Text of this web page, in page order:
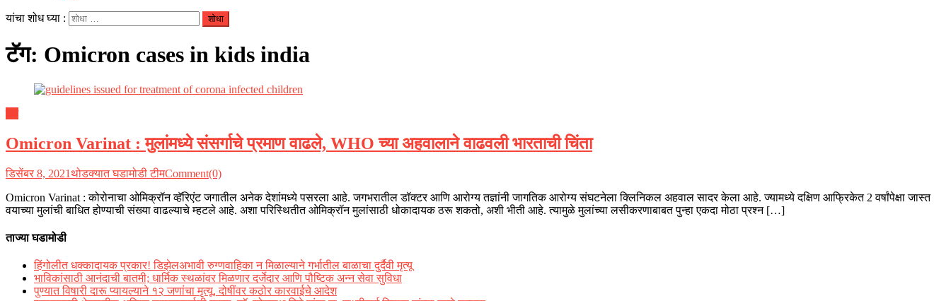
यांचा शोध घ्या :
टॅग: Omicron cases in kids india
Omicron Varinat : मुलांमध्ये संसर्गाचे प्रमाण वाढले, WHO च्या अहवालाने वाढवली भारताची चिंता
डिसेंबर 8, 2021थोडक्यात घडामोडी टीमComment(0)
Omicron Varinat : कोरोनाचा ओमिक्रॉन व्हॅरिएंट जगातील अनेक देशांमध्ये पसरला आहे. जगभरातील डॉक्टर आणि आरोग्य तज्ञांनी जागतिक आरोग्य संघटनेला क्लिनिकल अहवाल सादर केला आहे. ज्यामध्ये दक्षिण आफ्रिकेत 2 वर्षांपेक्षा जास्त
वयाच्या मुलांची बाधित होण्याची संख्या वाढल्याचे म्हटले आहे. अशा परिस्थितीत ओमिक्रॉन मुलांसाठी धोकादायक ठरू शकतो, अशी भीती आहे. त्यामुळे मुलांच्या लसीकरणाबाबत पुन्हा एकदा मोठा प्रश्न […]
ताज्या घडामोडी
हिंगोलीत धक्कादायक प्रकार! डिझेलअभावी रुग्णवाहिका न मिळाल्याने गर्भातील बाळाचा दुर्दैवी मृत्यू
भाविकांसाठी आनंदाची बातमी; धार्मिक स्थळांवर मिळणार दर्जेदार आणि पौष्टिक अन्न सेवा सुविधा
पुण्यात विषारी दारू प्यायल्याने १२ जणांचा मृत्यू, दोषींवर कठोर कारवाईचे आदेश